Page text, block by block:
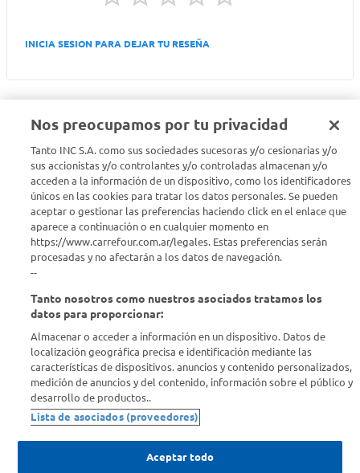
INICIA SESION PARA DEJAR TU RESEÑA
Seguinos en :
Estamos para ayudarte
¿Tenés una consulta? Comunicate con nosotrosacá
Descubrí Carrefour
Conocenos
Info útil
Comprá Online
Enterate de nuestras ofertas
Dejanos tu mail para recibir todas las ofertas y promociones antes
Nos preocupamos por tu privacidad
Tanto INC S.A. como sus sociedades sucesoras y/o cesionarias y/o
sus accionistas y/o controlantes y/o controladas almacenan y/o
acceden a la información de un dispositivo, como los identificadores
únicos en las cookies para tratar los datos personales. Se pueden
aceptar o gestionar las preferencias haciendo click en el enlace que
aparece a continuación o en cualquier momento en
https://www.carrefour.com.ar/legales. Estas preferencias serán
procesadas y no afectarán a los datos de navegación.
--
Tanto nosotros como nuestros asociados tratamos los
datos para proporcionar:
Almacenar o acceder a información en un dispositivo. Datos de
localización geográfica precisa e identificación mediante las
características de dispositivos. anuncios y contenido personalizados,
medición de anuncios y del contenido, información sobre el público y
desarrollo de productos..
Lista de asociados (proveedores)
Aceptar todo